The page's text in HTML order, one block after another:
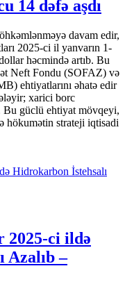
14 dəfə aşdı
davam edir,
2025-ci il yanvarın 1-
həcmində artıb. Bu
Neft Fondu (SOFAZ) və
ehtiyatlarını əhatə edir
xarici borc
Bu güclü ehtiyat mövqeyi,
hökumətin strateji iqtisadi
2025-ci ildə
Azalıb –